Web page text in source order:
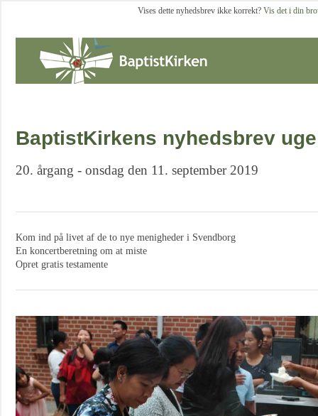
Vises dette nyhedsbrev ikke korrekt? Vis det i din
BaptistKirkens nyhedsbrev
20. årgang - onsdag den 11. september 2019
Kom ind på livet af de to nye menigheder i Svendborg
En koncertberetning om at miste
Opret gratis testamente